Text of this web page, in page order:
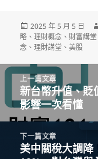
發
佈
日
2025 年 5 月 5 日
略 、理財概念 、 財富講堂
念 、理財講堂 、美股
文
上一篇文章
上
一
篇
文
章:
新台幣升值、貶
影響一次看懂
下一篇文章
下
美中關稅大調降